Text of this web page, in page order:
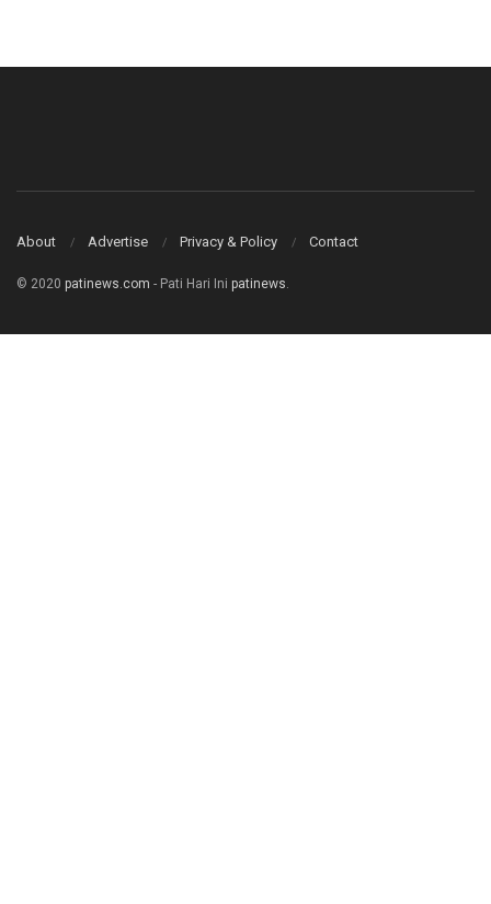
About Advertise Privacy & Policy Contact
© 2020 patinews.com - Pati Hari Ini patinews